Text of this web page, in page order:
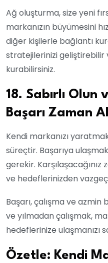
Ağ oluşturma, size yeni
markanızın büyümesini
diğer kişilerle bağlantı
stratejilerinizi geliştirebilir
kurabilirsiniz.
18. Sabırlı Olun
Başarı Zaman
Kendi markanızı
süreçtir. Başarıya
gerekir. Karşılaşacağınız
ve hedeflerinizden
Başarı, çalışma ve azmin
ve yılmadan çalışmak,
hedeflerinize ulaşmanızı
Özetle: Kendi